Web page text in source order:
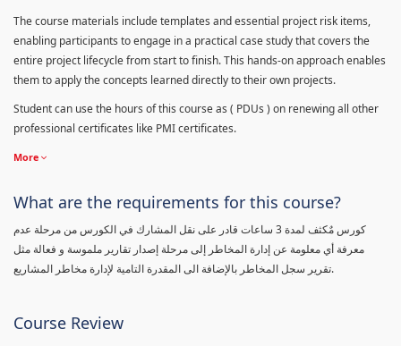
The course materials include templates and essential project risk items,
enabling participants to engage in a practical case study that covers the
entire project lifecycle from start to finish. This hands-on approach enables
them to apply the concepts learned directly to their own projects.
Student can use the hours of this course as ( PDUs ) on renewing all other
professional certificates like PMI certificates.
More
What are the requirements for this course?
كورس مٌكثف لمدة 3 ساعات قادر على نقل المشارك في الكورس من مرحلة عدم
معرفة أي معلومة عن إدارة المخاطر إلى مرحلة إصدار تقارير ملموسة و فعالة مثل
تقرير سجل المخاطر بالإضافة الى المقدرة التامية لإدارة مخاطر المشاريع.
Course Review